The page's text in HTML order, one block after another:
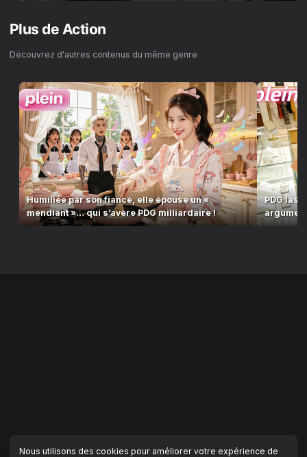
Plus de Action
Découvrez d'autres contenus du même genre
Humiliée par son fiancé, elle épouse un «
mendiant »… qui s’avère PDG milliardaire !
PDG las
Nous utilisons des cookies pour améliorer votre expérience de